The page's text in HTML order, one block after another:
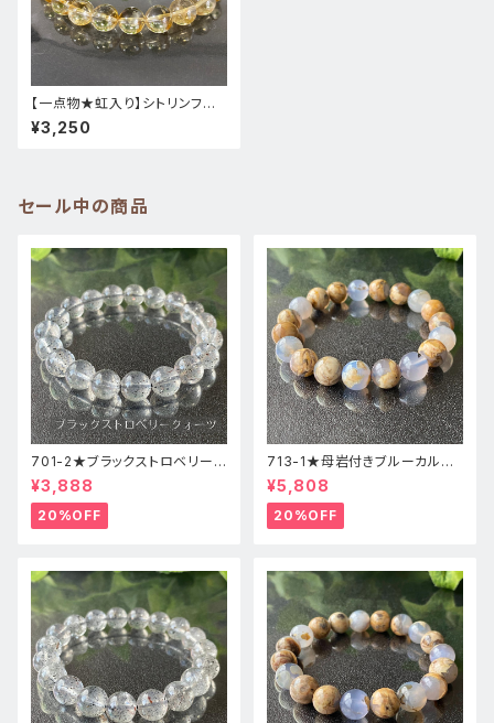
【一点物★虹入り】シトリンファ
ントム★393-4天然石ブレスレ
ットパワーストーン新品
¥3,250
セール中の商品
701-2★ブラックストロベリーク
ォーツ【高品質】天然石ブレスレ
ッパワーストーン
¥3,888
20%OFF
713-1★母岩付きブルーカルセ
ドニー【高品質】天然石ブレスレ
ットパワーストーン
¥5,808
20%OFF